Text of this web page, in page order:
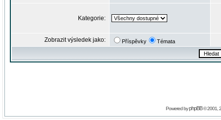
Kategorie:
Zobrazit výsledek jako: Příspěvky Témata
Powered byphpBB© 2001,